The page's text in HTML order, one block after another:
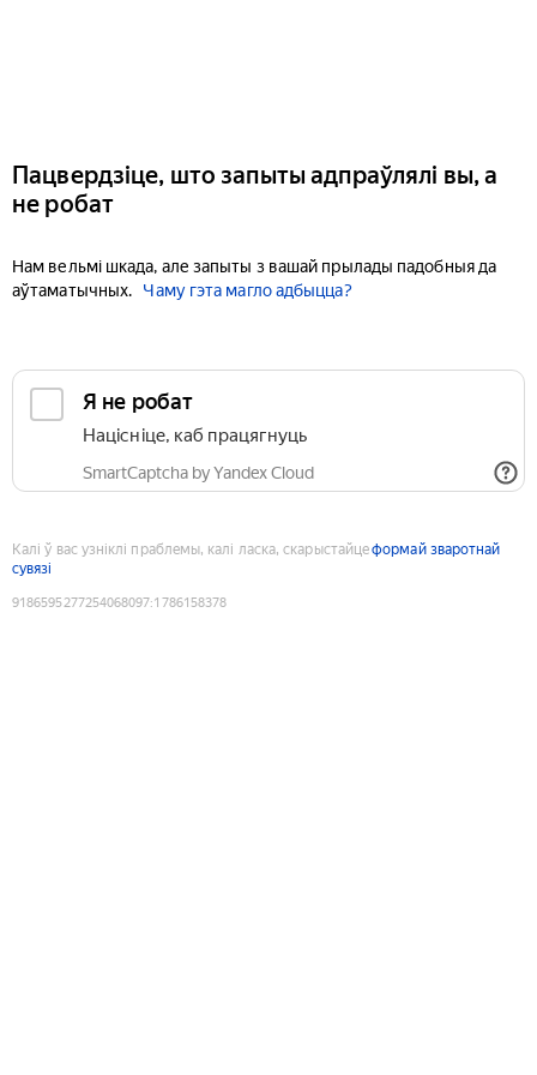
Пацвердзіце, што запыты адпраўлялі вы, а
не робат
Нам вельмі шкада, але запыты з вашай прылады падобныя да
аўтаматычных.
Чаму гэта магло адбыцца?
Я не робат
Націсніце, каб працягнуць
SmartCaptcha by Yandex Cloud
Калі ў вас узніклі праблемы, калі ласка, скарыстайцеформай зваротнай
сувязі
9186595277254068097:1786158378